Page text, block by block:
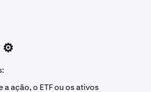
⚙️
ação, o ETF ou os ativos